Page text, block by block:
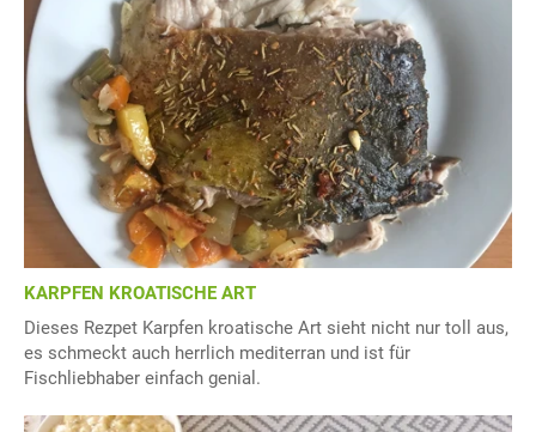
KARPFEN KROATISCHE ART
Dieses Rezpet Karpfen kroatische Art sieht nicht nur toll aus,
es schmeckt auch herrlich mediterran und ist für
Fischliebhaber einfach genial.